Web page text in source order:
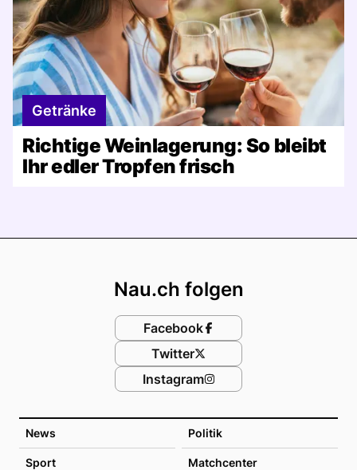
Getränke
Richtige Weinlagerung: So bleibt
Ihr edler Tropfen frisch
News Politik
Sport Matchcenter
Nau.ch folgen
Facebook
Twitter
Instagram